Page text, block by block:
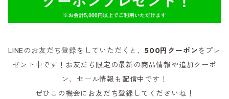
LINEのお友だち登録をしていただくと、500円クーポンをプレ
ゼント中です！お友だち限定の最新の商品情報や追加クーポ
ン、セール情報も配信中です！
ぜひこの機会にお友だち登録してくださいね！